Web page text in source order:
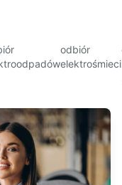
odbiór
elektrośmieci